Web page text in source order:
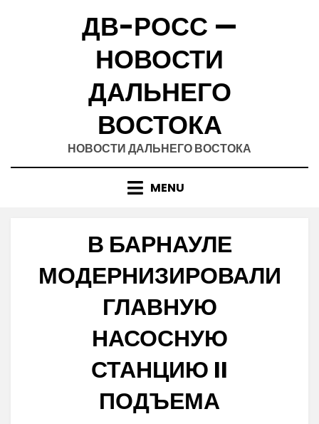
ДВ-РОСС —
НОВОСТИ
ДАЛЬНЕГО
ВОСТОКА
НОВОСТИ ДАЛЬНЕГО ВОСТОКА
MENU
В БАРНАУЛЕ
МОДЕРНИЗИРОВАЛИ
ГЛАВНУЮ
НАСОСНУЮ
СТАНЦИЮ II
ПОДЪЕМА